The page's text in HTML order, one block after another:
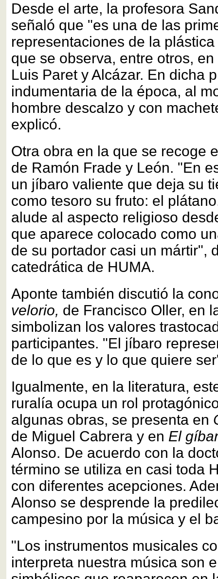
Desde el arte, la profesora
señaló que "es una de las
representaciones de la
que se observa, entre otros,
Luis Paret y Alcázar. En dicha
indumentaria de la época, al
hombre descalzo y con
explicó.
Otra obra en la que se recoge
de Ramón Frade y León. "En
un jíbaro valiente que deja su
como tesoro su fruto: el
alude al aspecto religioso
que aparece colocado como
de su portador casi un mártir",
catedrática de HUMA.
Aponte también discutió la
velorio, de Francisco Oller, en
simbolizan los valores
participantes. "El jíbaro
de lo que es y lo que quiere
Igualmente, en la literatura,
ruralía ocupa un rol
algunas obras, se presenta en
de Miguel Cabrera y en El
Alonso. De acuerdo con la
término se utiliza en casi toda
con diferentes acepciones.
Alonso se desprende la
campesino por la música y el
"Los instrumentos musicales
interpreta nuestra música son